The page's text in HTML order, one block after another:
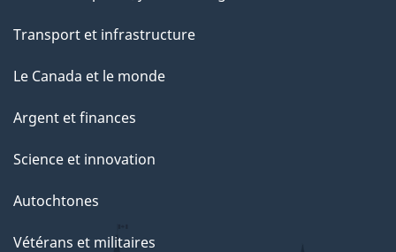
Transport et infrastructure
Le Canada et le monde
Argent et finances
Science et innovation
Autochtones
Vétérans et militaires